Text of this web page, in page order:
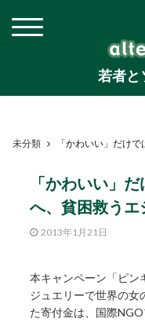
若者と
未分類
「かわいい」
へ、貧困救う
2013年1月21日
本キャンペーン「ピン
ジュエリーで世界の女
た寄付金は、国際